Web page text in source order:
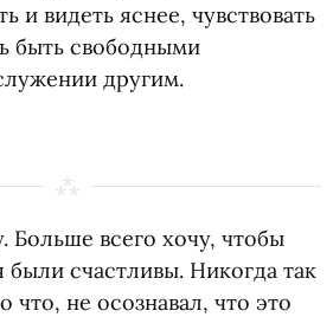
и видеть яснее, чувствовать
быть свободными
другим.
Больше всего хочу, чтобы
счастливы. Никогда так
что, не осознавал, что это